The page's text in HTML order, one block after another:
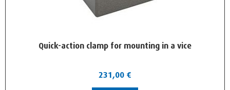
Quick-action clamp for mounting in a vice
231,00 €